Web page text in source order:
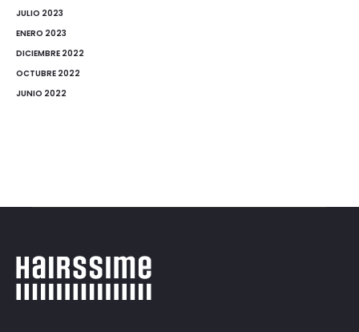
JULIO 2023
ENERO 2023
DICIEMBRE 2022
OCTUBRE 2022
JUNIO 2022